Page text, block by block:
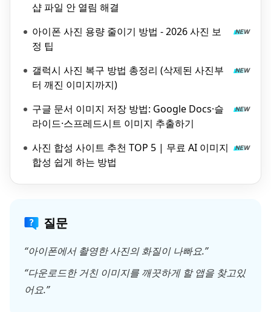
샵 파일 안 열림 해결
아이폰 사진 용량 줄이기 방법 - 2026 사진 보
정 팁
갤럭시 사진 복구 방법 총정리 (삭제된 사진부
터 깨진 이미지까지)
구글 문서 이미지 저장 방법: Google Docs·슬
라이드·스프레드시트 이미지 추출하기
사진 합성 사이트 추천 TOP 5 | 무료 AI 이미지
합성 쉽게 하는 방법
질문
“아이폰에서 촬영한 사진의 화질이 나빠요.”
“다운로드한 거친 이미지를 깨끗하게 할 앱을 찾고있
어요.”